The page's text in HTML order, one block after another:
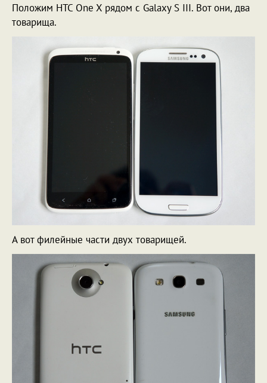
Положим HTC One X рядом с Galaxy S III. Вот они, два
товарища.
А вот филейные части двух товарищей.